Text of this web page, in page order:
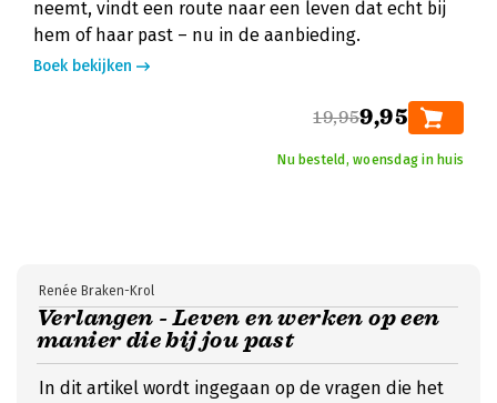
neemt, vindt een route naar een leven dat echt bij
hem of haar past – nu in de aanbieding.
Boek bekijken
19,959,95
Nu besteld, woensdag in huis
Verlangen - Leven en werken op een
manier die bij jou past
Renée Braken-Krol
In dit artikel wordt ingegaan op de vragen die het